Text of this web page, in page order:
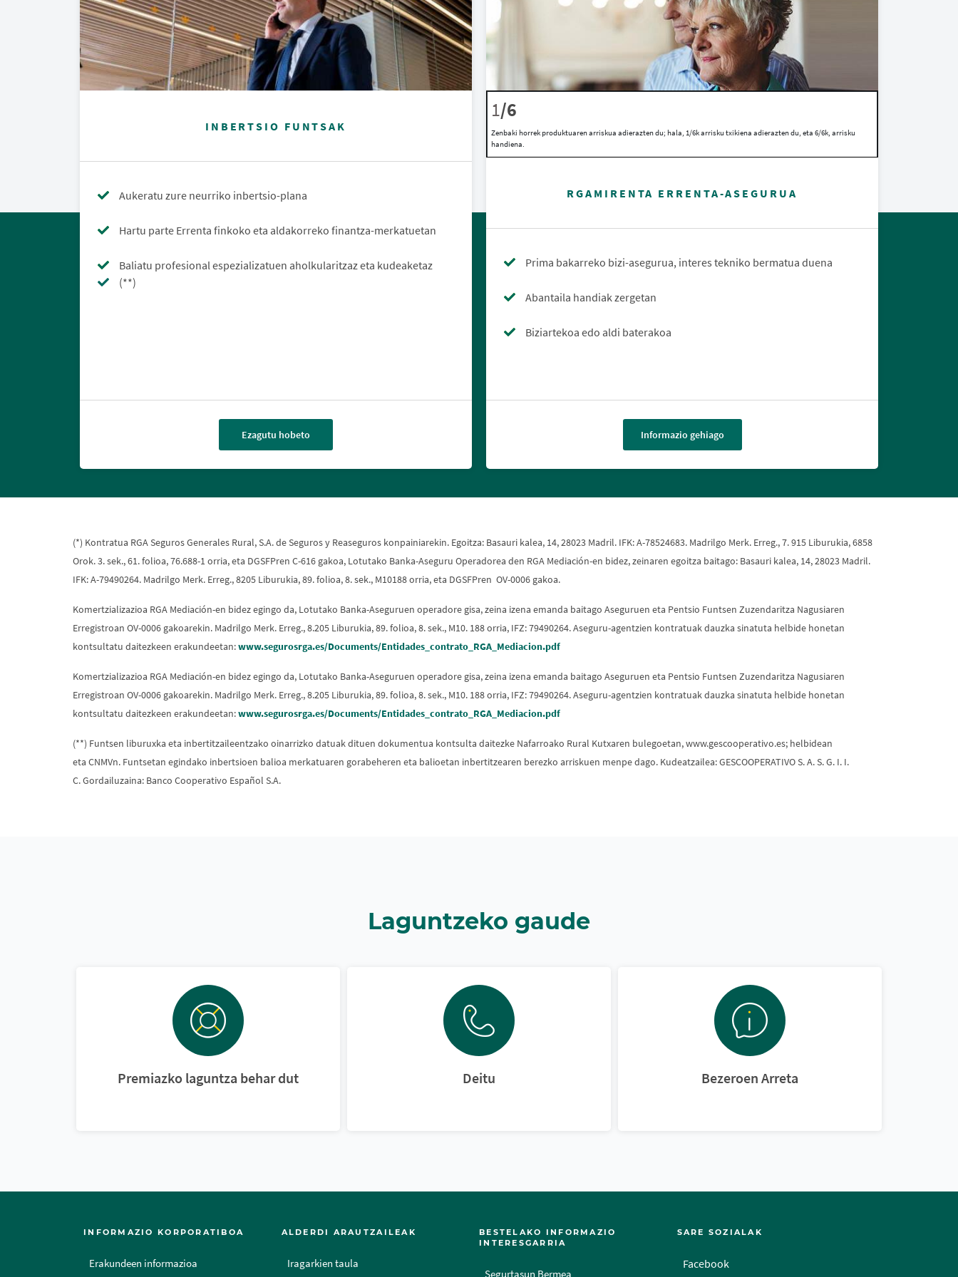
INBERTSIO FUNTSAK
Aukeratu zure neurriko inbertsio-plana
Hartu parte Errenta finkoko eta aldakorreko finantza-merkatuetan
Baliatu profesional espezializatuen aholkularitzaz eta kudeaketaz
(**)
Ezagutu hobeto
1/6
Zenbaki horrek produktuaren arriskua adierazten du; hala, 1/6k arrisku txikiena adierazten du, eta 6/6k, arrisku
handiena.
RGAMIRENTA ERRENTA-ASEGURUA
Prima bakarreko bizi-asegurua, interes tekniko bermatua duena
Abantaila handiak zergetan
Biziartekoa edo aldi baterakoa
Informazio gehiago
(*) Kontratua RGA Seguros Generales Rural, S.A. de Seguros y Reaseguros konpainiarekin. Egoitza: Basauri kalea, 14, 28023 Madril. IFK: A-78524683. Madrilgo Merk. Erreg., 7. 915 Liburukia, 6858
Orok. 3. sek., 61. folioa, 76.688-1 orria, eta DGSFPren C-616 gakoa, Lotutako Banka-Aseguru Operadorea den RGA Mediación-en bidez, zeinaren egoitza baitago: Basauri kalea, 14, 28023 Madril.
IFK: A-79490264. Madrilgo Merk. Erreg., 8205 Liburukia, 89. folioa, 8. sek., M10188 orria, eta DGSFPren OV-0006 gakoa.
Komertzializazioa RGA Mediación-en bidez egingo da, Lotutako Banka-Aseguruen operadore gisa, zeina izena emanda baitago Aseguruen eta Pentsio Funtsen Zuzendaritza Nagusiaren
Erregistroan OV-0006 gakoarekin. Madrilgo Merk. Erreg., 8.205 Liburukia, 89. folioa, 8. sek., M10. 188 orria, IFZ: 79490264. Aseguru-agentzien kontratuak dauzka sinatuta helbide honetan
kontsultatu daitezkeen erakundeetan:www.segurosrga.es/Documents/Entidades_contrato_RGA_Mediacion.pdf
Komertzializazioa RGA Mediación-en bidez egingo da, Lotutako Banka-Aseguruen operadore gisa, zeina izena emanda baitago Aseguruen eta Pentsio Funtsen Zuzendaritza Nagusiaren
Erregistroan OV-0006 gakoarekin. Madrilgo Merk. Erreg., 8.205 Liburukia, 89. folioa, 8. sek., M10. 188 orria, IFZ: 79490264. Aseguru-agentzien kontratuak dauzka sinatuta helbide honetan
kontsultatu daitezkeen erakundeetan:www.segurosrga.es/Documents/Entidades_contrato_RGA_Mediacion.pdf
(**) Funtsen liburuxka eta inbertitzaileentzako oinarrizko datuak dituen dokumentua kontsulta daitezke Nafarroako Rural Kutxaren bulegoetan, www.gescooperativo.es; helbidean
eta CNMVn. Funtsetan egindako inbertsioen balioa merkatuaren gorabeheren eta balioetan inbertitzearen berezko arriskuen menpe dago. Kudeatzailea: GESCOOPERATIVO S. A. S. G. I. I.
C. Gordailuzaina: Banco Cooperativo Español S.A.
Laguntzeko gaude
Premiazko laguntza behar dut Deitu Bezeroen Arreta
INFORMAZIO KORPORATIBOA
Erakundeen informazioa
ALDERDI ARAUTZAILEAK
Iragarkien taula
BESTELAKO INFORMAZIO
INTERESGARRIA
Segurtasun Bermea
SARE SOZIALAK
Facebook